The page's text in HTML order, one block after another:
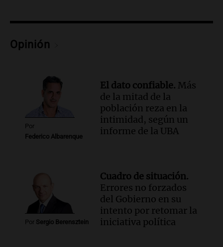
Episodios
este miércoles
Audio.Donald Trump acusa a México de
perjudicar a Estados Unidos en medio de
tensiones y críticas
Oncativo presenta su 52ª Fiesta
Nacional del Salame con la novedad de la
variedad “ultra premium”
Juntos
Episodios
Opinión
Por
Federico Albarenque
El dato confiable. Más
de la mitad de la
población reza en la
intimidad, según un
informe de la UBA
Por Sergio Berensztein
Cuadro de situación.
Errores no forzados
del Gobierno en su
intento por retomar la
iniciativa política